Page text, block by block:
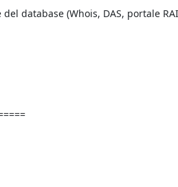
database (Whois, DAS, portale